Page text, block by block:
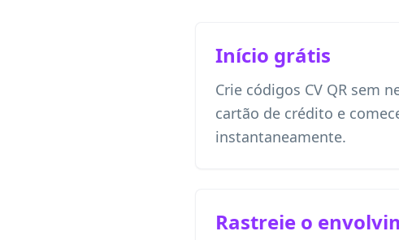
Início grátis
Crie códigos CV QR sem
cartão de crédito e
instantaneamente.
Rastreie o